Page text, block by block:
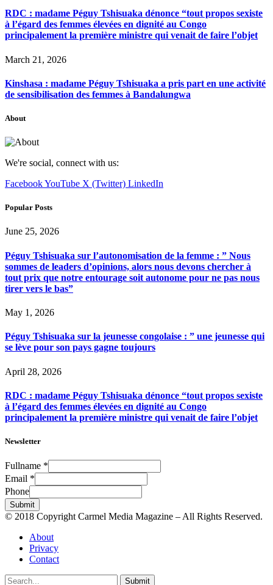
RDC : madame Péguy Tshisuaka dénonce “tout propos sexiste
à l’égard des femmes élevées en dignité au Congo
principalement la première ministre qui venait de faire l’objet
March 21, 2026
Kinshasa : madame Péguy Tshisuaka a pris part en une activité
de sensibilisation des femmes à Bandalungwa
About
We're social, connect with us:
FacebookYouTube X (Twitter) LinkedIn
Popular Posts
June 25, 2026
Péguy Tshisuaka sur l’autonomisation de la femme : ” Nous
sommes de leaders d’opinions, alors nous devons chercher à
tout prix que notre entourage soit autonome pour ne pas nous
tirer vers le bas”
May 1, 2026
Péguy Tshisuaka sur la jeunesse congolaise : ” une jeunesse qui
se lève pour son pays gagne toujours
April 28, 2026
RDC : madame Péguy Tshisuaka dénonce “tout propos sexiste
à l’égard des femmes élevées en dignité au Congo
principalement la première ministre qui venait de faire l’objet
Newsletter
Fullname *
Email *
Phone
Submit
© 2018 Copyright Carmel Media Magazine – All Rights Reserved.
About
Privacy
Contact
Submit